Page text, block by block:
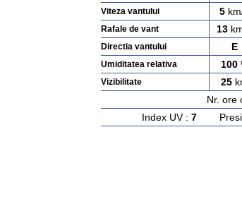
Viteza vantului 5
Rafale de vant 13
Directia vantului E
Umiditatea relativa 100
Vizibilitate 25
Nr. ore
Index UV : 7